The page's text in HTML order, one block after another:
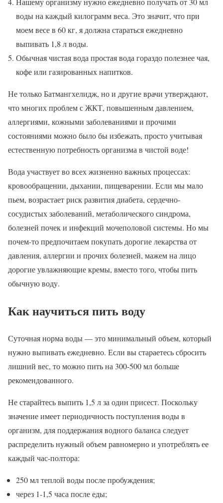
воды на каждый килограмм веса. Это значит, что при
моем весе в 60 кг, я должна стараться ежедневно
выпивать 1,8 л воды.
Обычная чистая вода простая вода гораздо полезнее чая,
кофе или газированных напитков.
Не только Батмангхелидж, но и другие врачи утверждают,
что многих проблем с ЖКТ, повышенным давлением,
аллергиями, кожными заболеваниями и прочими
состояниями можно было бы избежать, просто учитывая
естественную потребность организма в чистой воде!
Вода участвует во всех жизненно важных процессах:
кровообращении, дыхании, пищеварении. Если мы мало
пьем, возрастает риск развития диабета, сердечно-
сосудистых заболеваний, метаболического синдрома,
болезней почек и инфекций мочеполовой системы. Но мы
почем-то предпочитаем покупать дорогие лекарства от
давления, аллергии и прочих болезней, мажем на лицо
дорогие увлажняющие кремы, вместо того, чтобы пить
обычную воду.
Как научиться пить воду
Суточная норма воды — это минимальный объем, который
нужно выпивать ежедневно. Если вы стараетесь сбросить
лишний вес, то можно пить на 300-500 мл больше
рекомендованного.
Не старайтесь выпить 1,5 л за один присест. Поскольку
значение имеет периодичность поступления воды в
организм, для поддержания водного баланса следует
распределить нужный объем равномерно и употреблять ее
каждый час-полтора:
250 мл теплой воды после пробуждения;
через 1-1,5 часа после еды;